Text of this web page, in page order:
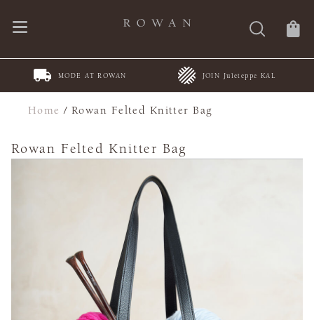
MODE AT ROWAN JOIN Juleteppe KAL
Home /Rowan Felted Knitter Bag
Rowan Felted Knitter Bag